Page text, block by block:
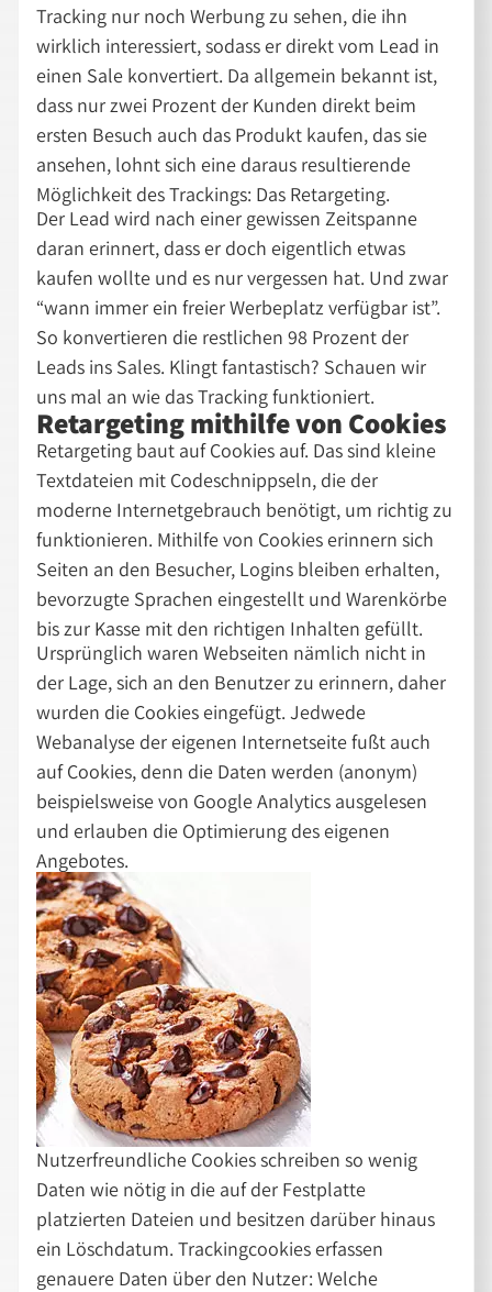
Tracking nur noch Werbung zu sehen, die ihn
wirklich interessiert, sodass er direkt vom Lead in
einen Sale konvertiert. Da allgemein bekannt ist,
dass nur zwei Prozent der Kunden direkt beim
ersten Besuch auch das Produkt kaufen, das sie
ansehen, lohnt sich eine daraus resultierende
Möglichkeit des Trackings: Das Retargeting.
Der Lead wird nach einer gewissen Zeitspanne
daran erinnert, dass er doch eigentlich etwas
kaufen wollte und es nur vergessen hat. Und zwar
“wann immer ein freier Werbeplatz verfügbar ist”.
So konvertieren die restlichen 98 Prozent der
Leads ins Sales. Klingt fantastisch? Schauen wir
uns mal an wie das Tracking funktioniert.
Retargeting mithilfe von Cookies
Retargeting baut auf Cookies auf. Das sind kleine
Textdateien mit Codeschnippseln, die der
moderne Internetgebrauch benötigt, um richtig zu
funktionieren. Mithilfe von Cookies erinnern sich
Seiten an den Besucher, Logins bleiben erhalten,
bevorzugte Sprachen eingestellt und Warenkörbe
bis zur Kasse mit den richtigen Inhalten gefüllt.
Ursprünglich waren Webseiten nämlich nicht in
der Lage, sich an den Benutzer zu erinnern, daher
wurden die Cookies eingefügt. Jedwede
Webanalyse der eigenen Internetseite fußt auch
auf Cookies, denn die Daten werden (anonym)
beispielsweise von Google Analytics ausgelesen
und erlauben die Optimierung des eigenen
Angebotes.
Nutzerfreundliche Cookies schreiben so wenig
Daten wie nötig in die auf der Festplatte
platzierten Dateien und besitzen darüber hinaus
ein Löschdatum. Trackingcookies erfassen
genauere Daten über den Nutzer: Welche